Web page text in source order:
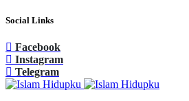
Social Links
Facebook
Instagram
Telegram